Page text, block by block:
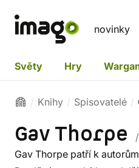
novinky
Světy Hry
Knihy Spisovatelé
Gav Thorpe
Gav Thorpe patří k